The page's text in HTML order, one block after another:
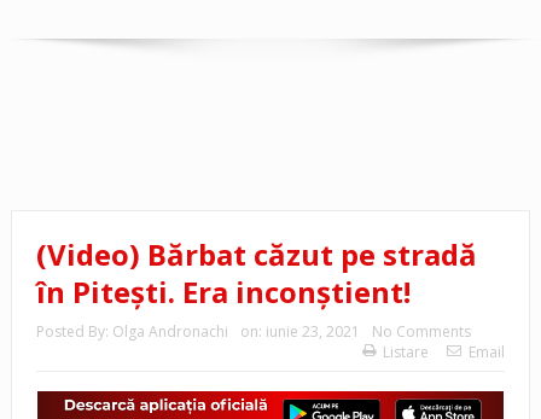
(Video) Bărbat căzut pe stradă
în Pitești. Era inconștient!
Posted By: Olga Andronachi on: iunie 23, 2021
No Comments
Listare
Email